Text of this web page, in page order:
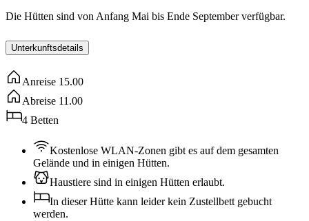
Die Hütten sind von Anfang Mai bis Ende September verfügbar.
Unterkunftsdetails
Anreise 15.00
Abreise 11.00
4 Betten
Kostenlose WLAN-Zonen gibt es auf dem gesamten
Gelände und in einigen Hütten.
Haustiere sind in einigen Hütten erlaubt.
In dieser Hütte kann leider kein Zustellbett gebucht
werden.